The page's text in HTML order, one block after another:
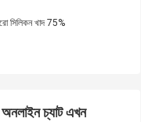
সিলিকন খাদ 75%
অনলাইন চ্যাট এখন